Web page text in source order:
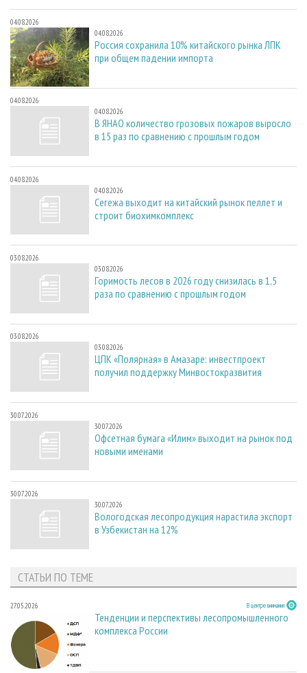
04.08.2026
04.08.2026
Россия сохранила 10% китайского рынка ЛПК
при общем падении импорта
04.08.2026
04.08.2026
В ЯНАО количество грозовых пожаров выросло
в 15 раз по сравнению с прошлым годом
04.08.2026
04.08.2026
Сегежа выходит на китайский рынок пеллет и
строит биохимкомплекс
03.08.2026
03.08.2026
Горимость лесов в 2026 году снизилась в 1,5
раза по сравнению с прошлым годом
03.08.2026
03.08.2026
ЦПК «Полярная» в Амазаре: инвестпроект
получил поддержку Минвостокразвития
30.07.2026
30.07.2026
Офсетная бумага «Илим» выходит на рынок под
новыми именами
30.07.2026
30.07.2026
Вологодская лесопродукция нарастила экспорт
в Узбекистан на 12%
СТАТЬИ ПО ТЕМЕ
27.05.2026 В центре внимания
Тенденции и перспективы лесопромышленного
комплекса России